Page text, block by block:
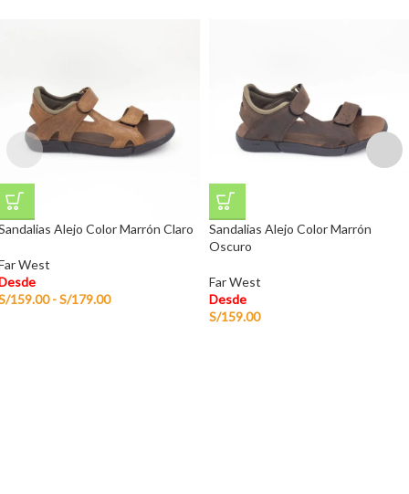
Alejo Color Marrón Claro
West
159.00 - S/179.00
Sandalias Alejo Color Marrón
Oscuro
Far West
Desde
S/159.00